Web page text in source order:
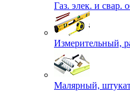
Газ. элек. и свар.
Измерительный,
Малярный,